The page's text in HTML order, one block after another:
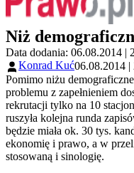
Niż
Data dodania: 06.08.2014 |
Konrad Kuć06.08.2014 |
Pomimo niżu
problemu z zapełnieniem
rekrutacji tylko na 10
ruszyła kolejna runda
będzie miała ok. 30 tys.
ekonomię i prawo, a w
stosowaną i sinologię.